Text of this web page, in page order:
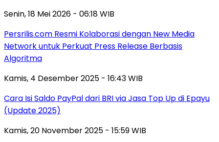
Senin, 18 Mei 2026 - 06:18 WIB
Persrilis.com Resmi Kolaborasi dengan New Media
Network untuk Perkuat Press Release Berbasis
Algoritma
Kamis, 4 Desember 2025 - 16:43 WIB
Cara Isi Saldo PayPal dari BRI via Jasa Top Up di Epayu
(Update 2025)
Kamis, 20 November 2025 - 15:59 WIB